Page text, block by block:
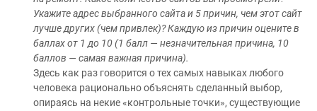
Укажите адрес выбранного сайта и 5 причин, чем этот сайт
лучше других (чем привлек)? Каждую из причин оцените в
баллах от 1 до 10 (1 балл — незначительная причина, 10
баллов — самая важная причина).
Здесь как раз говорится о тех самых навыках любого
человека рационально объяснять сделанный выбор,
опираясь на некие «контрольные точки», существующие